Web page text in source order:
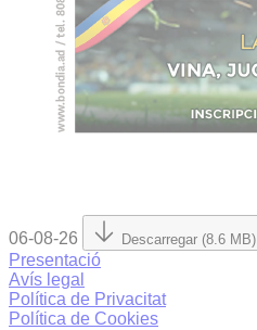
06-08-26 Descarregar (8.6 MB)
Presentació
Avís legal
Política de Privacitat
Política de Cookies